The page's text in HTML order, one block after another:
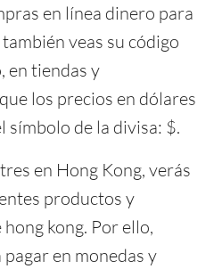
en línea dinero para
veas su código
en tiendas y
los precios en dólares
símbolo de la divisa: $.
en Hong Kong, verás
productos y
kong. Por ello,
en monedas y